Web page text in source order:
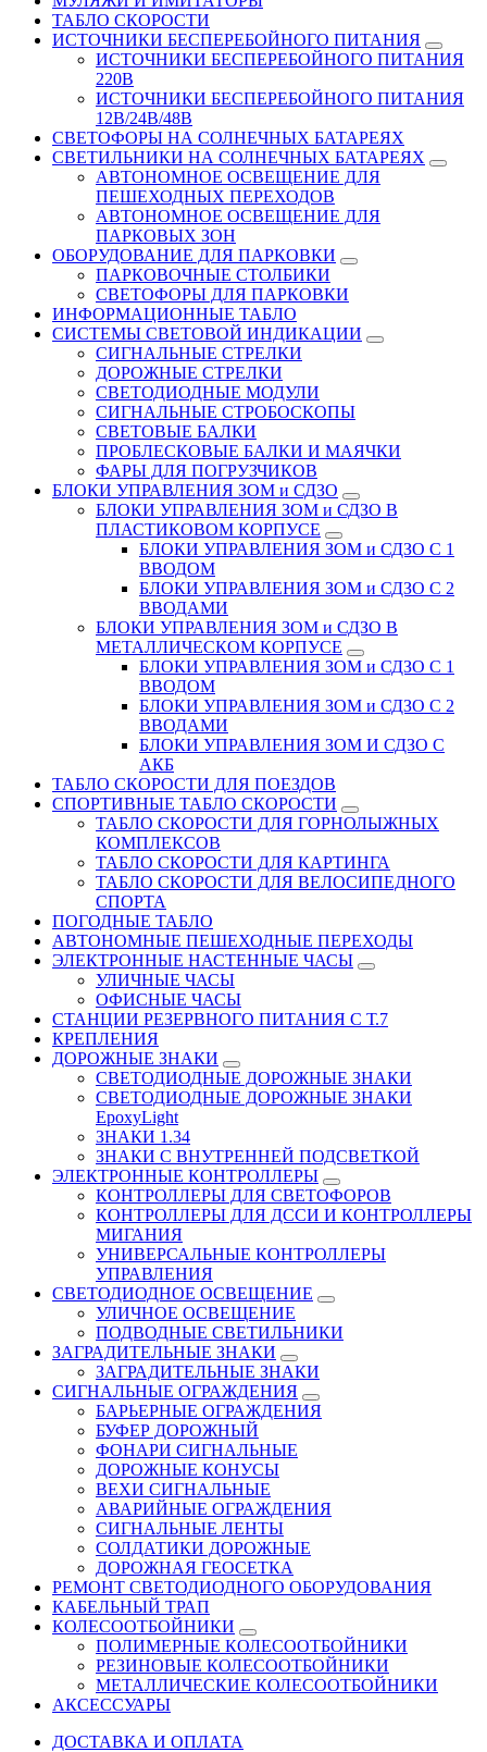
ТАБЛО СКОРОСТИ
ИСТОЧНИКИ БЕСПЕРЕБОЙНОГО ПИТАНИЯ
ИСТОЧНИКИ БЕСПЕРЕБОЙНОГО ПИТАНИЯ
220В
ИСТОЧНИКИ БЕСПЕРЕБОЙНОГО ПИТАНИЯ
12В/24В/48В
СВЕТОФОРЫ НА СОЛНЕЧНЫХ БАТАРЕЯХ
СВЕТИЛЬНИКИ НА СОЛНЕЧНЫХ БАТАРЕЯХ
АВТОНОМНОЕ ОСВЕЩЕНИЕ ДЛЯ
ПЕШЕХОДНЫХ ПЕРЕХОДОВ
АВТОНОМНОЕ ОСВЕЩЕНИЕ ДЛЯ
ПАРКОВЫХ ЗОН
ОБОРУДОВАНИЕ ДЛЯ ПАРКОВКИ
ПАРКОВОЧНЫЕ СТОЛБИКИ
СВЕТОФОРЫ ДЛЯ ПАРКОВКИ
ИНФОРМАЦИОННЫЕ ТАБЛО
CИСТЕМЫ СВЕТОВОЙ ИНДИКАЦИИ
СИГНАЛЬНЫЕ СТРЕЛКИ
ДОРОЖНЫЕ СТРЕЛКИ
СВЕТОДИОДНЫЕ МОДУЛИ
СИГНАЛЬНЫЕ СТРОБОСКОПЫ
СВЕТОВЫЕ БАЛКИ
ПРОБЛЕСКОВЫЕ БАЛКИ И МАЯЧКИ
ФАРЫ ДЛЯ ПОГРУЗЧИКОВ
БЛОКИ УПРАВЛЕНИЯ ЗОМ и СДЗО
БЛОКИ УПРАВЛЕНИЯ ЗОМ и СДЗО В
ПЛАСТИКОВОМ КОРПУСЕ
БЛОКИ УПРАВЛЕНИЯ ЗОМ и СДЗО С 1
ВВОДОМ
БЛОКИ УПРАВЛЕНИЯ ЗОМ и СДЗО С 2
ВВОДАМИ
БЛОКИ УПРАВЛЕНИЯ ЗОМ и СДЗО В
МЕТАЛЛИЧЕСКОМ КОРПУСЕ
БЛОКИ УПРАВЛЕНИЯ ЗОМ и СДЗО С 1
ВВОДОМ
БЛОКИ УПРАВЛЕНИЯ ЗОМ и СДЗО С 2
ВВОДАМИ
БЛОКИ УПРАВЛЕНИЯ ЗОМ И СДЗО С
АКБ
ТАБЛО СКОРОСТИ ДЛЯ ПОЕЗДОВ
СПОРТИВНЫЕ ТАБЛО СКОРОСТИ
ТАБЛО СКОРОСТИ ДЛЯ ГОРНОЛЫЖНЫХ
КОМПЛЕКСОВ
ТАБЛО СКОРОСТИ ДЛЯ КАРТИНГА
ТАБЛО СКОРОСТИ ДЛЯ ВЕЛОСИПЕДНОГО
СПОРТА
ПОГОДНЫЕ ТАБЛО
АВТОНОМНЫЕ ПЕШЕХОДНЫЕ ПЕРЕХОДЫ
ЭЛЕКТРОННЫЕ НАСТЕННЫЕ ЧАСЫ
УЛИЧНЫЕ ЧАСЫ
ОФИСНЫЕ ЧАСЫ
СТАНЦИИ РЕЗЕРВНОГО ПИТАНИЯ С Т.7
КРЕПЛЕНИЯ
ДОРОЖНЫЕ ЗНАКИ
СВЕТОДИОДНЫЕ ДОРОЖНЫЕ ЗНАКИ
СВЕТОДИОДНЫЕ ДОРОЖНЫЕ ЗНАКИ
EpoxyLight
ЗНАКИ 1.34
ЗНАКИ С ВНУТРЕННЕЙ ПОДСВЕТКОЙ
ЭЛЕКТРОННЫЕ КОНТРОЛЛЕРЫ
КОНТРОЛЛЕРЫ ДЛЯ СВЕТОФОРОВ
КОНТРОЛЛЕРЫ ДЛЯ ДССИ И КОНТРОЛЛЕРЫ
МИГАНИЯ
УНИВЕРСАЛЬНЫЕ КОНТРОЛЛЕРЫ
УПРАВЛЕНИЯ
СВЕТОДИОДНОЕ ОСВЕЩЕНИЕ
УЛИЧНОЕ ОСВЕЩЕНИЕ
ПОДВОДНЫЕ СВЕТИЛЬНИКИ
ЗАГРАДИТЕЛЬНЫЕ ЗНАКИ
ЗАГРАДИТЕЛЬНЫЕ ЗНАКИ
СИГНАЛЬНЫЕ ОГРАЖДЕНИЯ
БАРЬЕРНЫЕ ОГРАЖДЕНИЯ
БУФЕР ДОРОЖНЫЙ
ФОНАРИ СИГНАЛЬНЫЕ
ДОРОЖНЫЕ КОНУСЫ
ВЕХИ СИГНАЛЬНЫЕ
АВАРИЙНЫЕ ОГРАЖДЕНИЯ
СИГНАЛЬНЫЕ ЛЕНТЫ
СОЛДАТИКИ ДОРОЖНЫЕ
ДОРОЖНАЯ ГЕОСЕТКА
РЕМОНТ СВЕТОДИОДНОГО ОБОРУДОВАНИЯ
КАБЕЛЬНЫЙ ТРАП
КОЛЕСООТБОЙНИКИ
ПОЛИМЕРНЫЕ КОЛЕСООТБОЙНИКИ
РЕЗИНОВЫЕ КОЛЕСООТБОЙНИКИ
МЕТАЛЛИЧЕСКИЕ КОЛЕСООТБОЙНИКИ
АКСЕССУАРЫ
ДОСТАВКА И ОПЛАТА